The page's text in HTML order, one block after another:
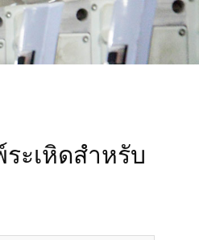
ะเหิดสำหรับ